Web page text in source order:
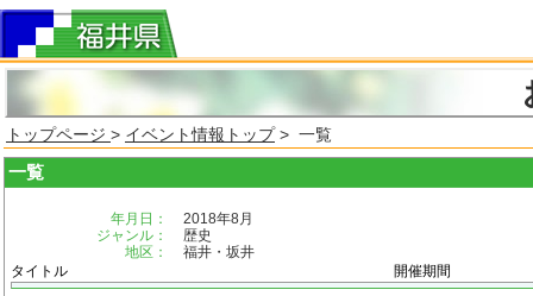
トップページ > イベント情報トップ> 一覧
一覧
年月日：
2018年8月
ジャンル：
歴史
地区：
福井・坂井
タイトル
開催期間